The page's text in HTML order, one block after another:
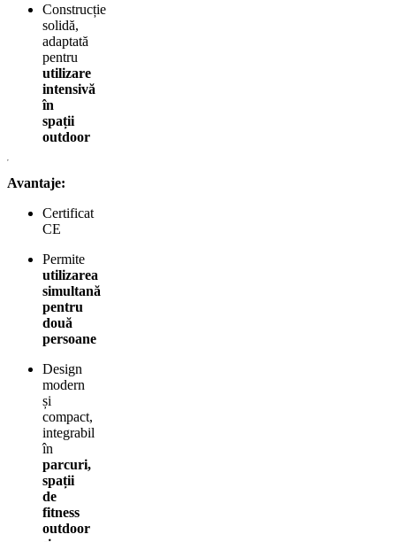
Construcție
solidă,
adaptată
pentru
utilizare
intensivă
în
spații
outdoor
Avantaje:
Certificat
CE
Permite
utilizarea
simultană
pentru
două
persoane
Design
modern
și
compact,
integrabil
în
parcuri,
spații
de
fitness
outdoor